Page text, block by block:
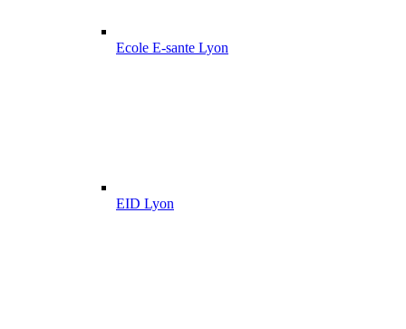
Ecole E-sante Lyon
EID Lyon